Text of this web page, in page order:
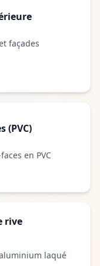
façades
(PVC)
en PVC
rive
laqué